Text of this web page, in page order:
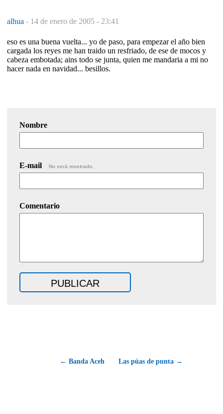
alhua - 14 de enero de 2005 - 23:41
eso es una buena vuelta... yo de paso, para empezar el año bien
cargada los reyes me han traido un resfriado, de ese de mocos y
cabeza embotada; ains todo se junta, quien me mandaria a mi no
hacer nada en navidad... besillos.
Nombre
E-mail No será mostrado.
Comentario
← Banda Aceh Las púas de punta →